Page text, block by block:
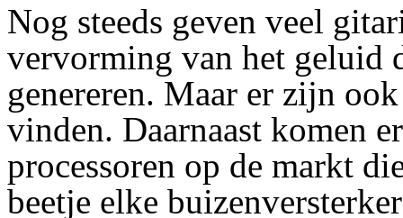
Nog steeds geven veel
vervorming van het geluid
genereren. Maar er zijn
vinden. Daarnaast komen
processoren op de markt
beetje elke